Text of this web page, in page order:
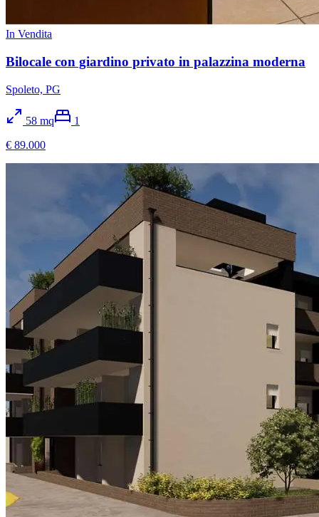
In Vendita
Bilocale con giardino privato in palazzina moderna
Spoleto, PG
58 mq
1
€ 89.000